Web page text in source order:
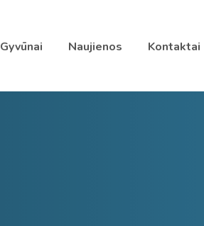
Gyvūnai Naujienos Kontaktai